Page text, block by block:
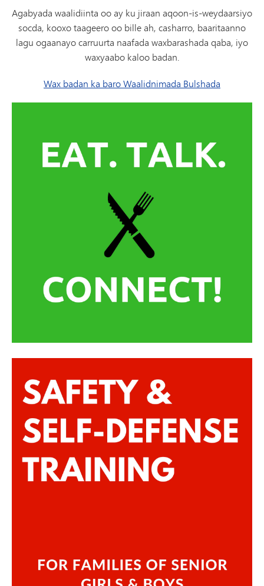
Agabyada waalidiinta oo ay ku jiraan aqoon-is-weydaarsiyo
socda, kooxo taageero oo bille ah, casharro, baaritaanno
lagu ogaanayo carruurta naafada waxbarashada qaba, iyo
waxyaabo kaloo badan.
Wax badan ka baro Waalidnimada Bulshada